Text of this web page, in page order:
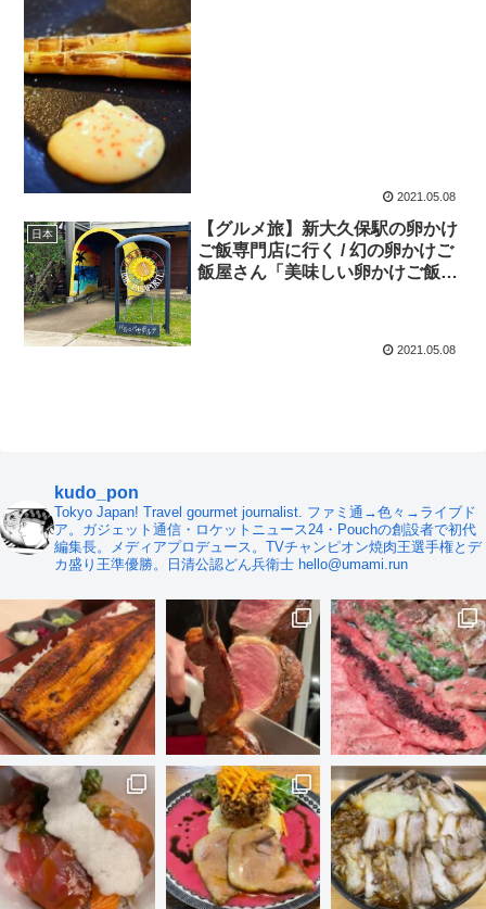
2021.05.08
日本
【グルメ旅】新大久保駅の卵かけ
ご飯専門店に行く / 幻の卵かけご
飯屋さん「美味しい卵かけご飯の
2021.05.08
kudo_pon
Tokyo Japan! Travel gourmet journalist. ファミ通→色々→ライブド
ア。ガジェット通信・ロケットニュース24・Pouchの創設者で初代
編集長。メディアプロデュース。TVチャンピオン焼肉王選手権とデ
カ盛り王準優勝。日清公認どん兵衛士 hello@umami.run